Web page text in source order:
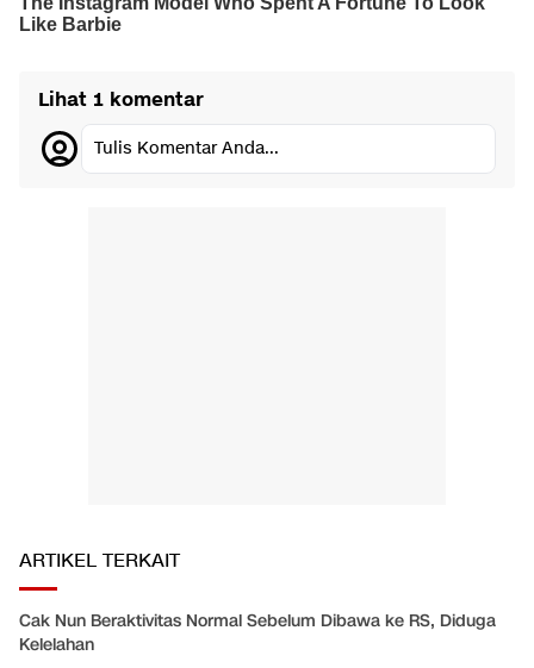
Lihat 1 komentar
Tulis Komentar Anda...
ARTIKEL TERKAIT
Cak Nun Beraktivitas Normal Sebelum Dibawa ke RS, Diduga
Kelelahan